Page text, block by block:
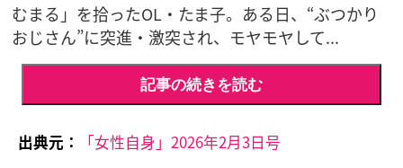
むまる」を拾ったOL・たま子。ある日、“ぶつかり
おじさん”に突進・激突され、モヤモヤして...
記事の続きを読む
出典元：
「女性自身」2026年2月3日号